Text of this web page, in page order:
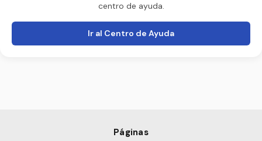
centro de ayuda.
Ir al Centro de Ayuda
Páginas